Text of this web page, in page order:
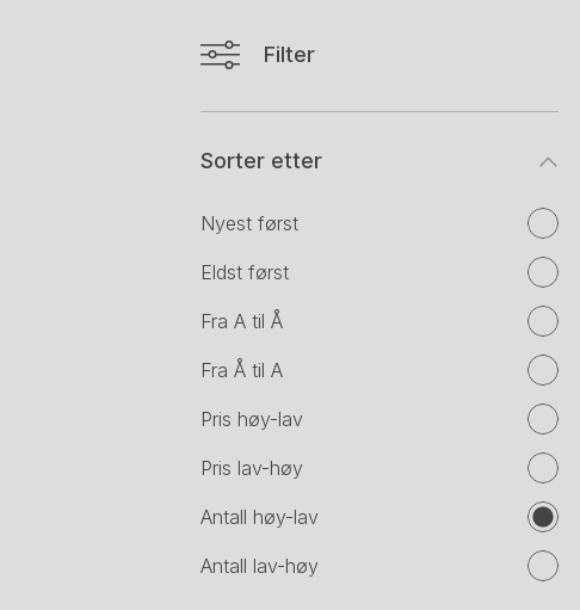
Filter
Sorter etter
Nyest først
Eldst først
Fra A til Å
Fra Å til A
Pris høy-lav
Pris lav-høy
Antall høy-lav
Antall lav-høy